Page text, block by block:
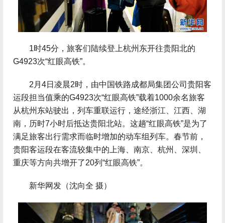
1时45分，旅客们陆续登上杭州东开往贵阳北的
G4923次“红眼高铁”。
2月4日凌晨2时，由中国铁路成都局集团公司贵阳客
运段担当值乘的G4923次“红眼高铁”载着1000余名旅客
从杭州东站驶出，列车重联运行，途经浙江、江西、湖
南，历时7小时后抵达贵阳北站。这趟“红眼高铁”是为了
满足旅客出行需求而临时增加的动车组列车。春节前，
贵阳客运段在客流较集中的上海、南京、杭州、深圳、
重庆等方向共增开了20列“红眼高铁”。
新华网发（沈向全 摄）